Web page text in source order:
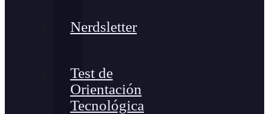
Nerdsletter
Test de
Orientación
Tecnológica